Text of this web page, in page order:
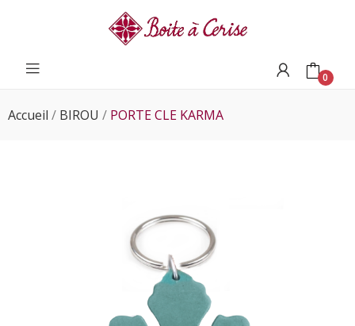
0
Accueil BIROU PORTE CLE KARMA